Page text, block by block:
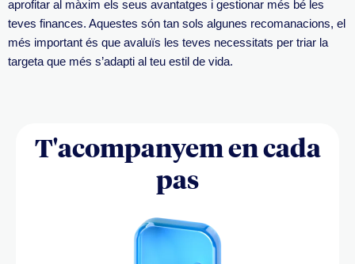
aprofitar al màxim els seus avantatges i gestionar més bé les
teves finances. Aquestes són tan sols algunes recomanacions, el
més important és que avaluïs les teves necessitats per triar la
targeta que més s’adapti al teu estil de vida.
T'acompanyem en cada
pas